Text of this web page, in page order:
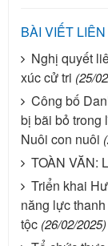
BÀI VIẾT
Nghị quyết
xúc cử tri (25/
Công bố
bị bãi bỏ trong
Nuôi con nuôi
TOÀN VĂN:
Triển khai
năng lực
tộc (26/02/2025)